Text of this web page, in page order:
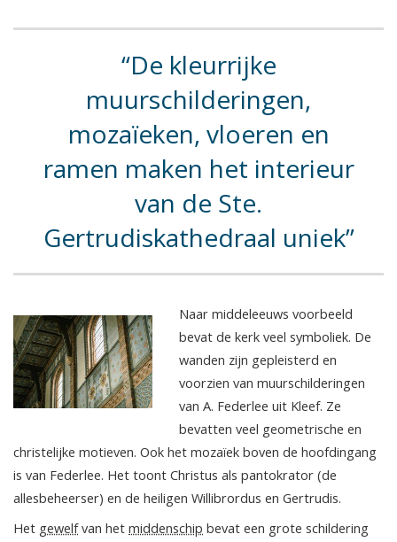
De kleurrijke
muurschilderingen,
mozaïeken, vloeren en
ramen maken het interieur
van de Ste.
Gertrudiskathedraal uniek
Naar middeleeuws voorbeeld
bevat de kerk veel symboliek. De
wanden zijn gepleisterd en
voorzien van muurschilderingen
van A. Federlee uit Kleef. Ze
bevatten veel geometrische en
christelijke motieven. Ook het mozaïek boven de hoofdingang
is van Federlee. Het toont Christus als pantokrator (de
allesbeheerser) en de heiligen Willibrordus en Gertrudis.
Het gewelfvan het middenschip bevat een grote schildering